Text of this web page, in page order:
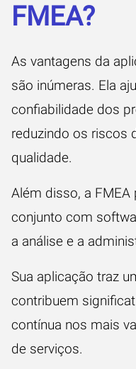
FMEA?
As vantagens da
são inúmeras. Ela
confiabilidade dos
reduzindo os riscos
qualidade.
Além disso, a
conjunto com
a análise e a
Sua aplicação traz
contribuem
contínua nos mais
de serviços.